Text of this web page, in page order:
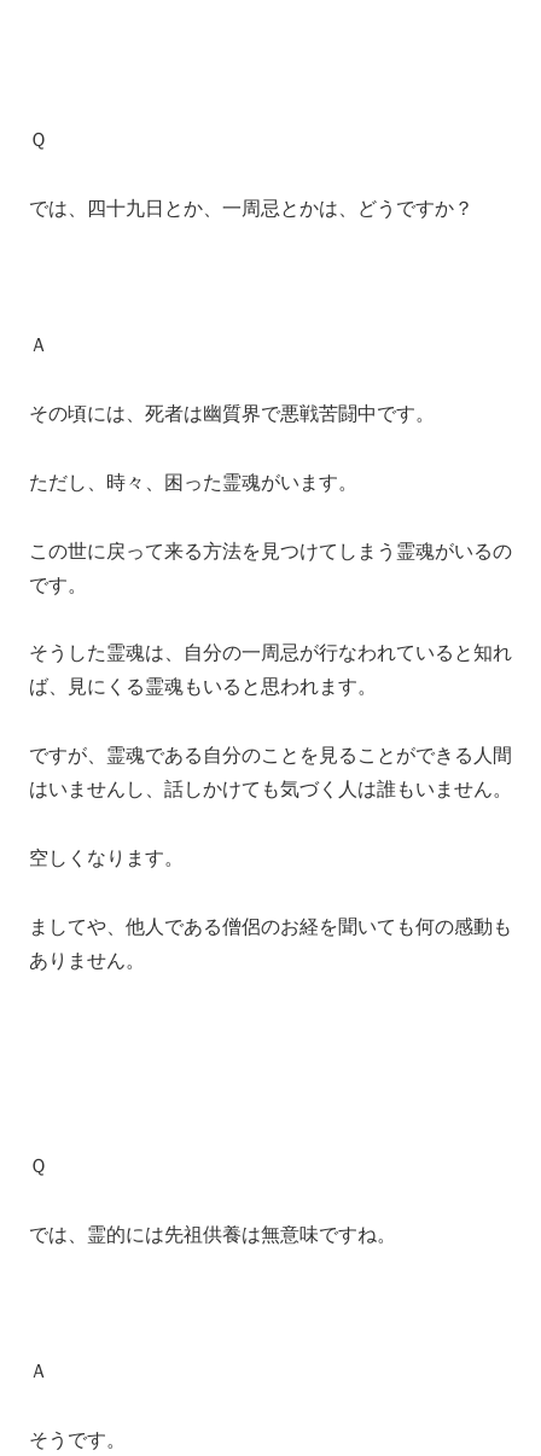
Ｑ
では、四十九日とか、一周忌とかは、どうですか？
Ａ
その頃には、死者は幽質界で悪戦苦闘中です。
ただし、時々、困った霊魂がいます。
この世に戻って来る方法を見つけてしまう霊魂がいるの
です。
そうした霊魂は、自分の一周忌が行なわれていると知れ
ば、見にくる霊魂もいると思われます。
ですが、霊魂である自分のことを見ることができる人間
はいませんし、話しかけても気づく人は誰もいません。
空しくなります。
ましてや、他人である僧侶のお経を聞いても何の感動も
ありません。
Ｑ
では、霊的には先祖供養は無意味ですね。
Ａ
そうです。